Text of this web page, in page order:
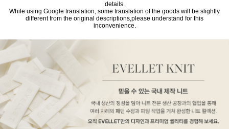
details.
While using Google translation, some translation of the goods will be slightly
different from the original descriptions,please understand for this
inconvenience.